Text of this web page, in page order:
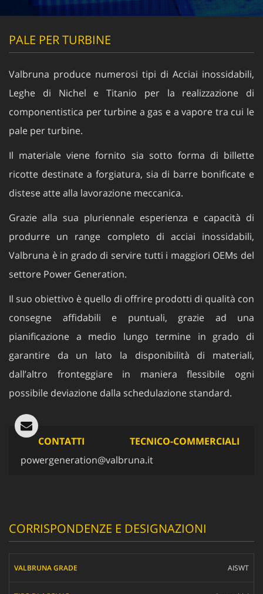
PALE PER TURBINE
Valbruna produce numerosi tipi di Acciai inossidabili,
Leghe di Nichel e Titanio per la realizzazione di
componentistica per turbine a gas e a vapore tra cui le
pale per turbine.
Il materiale viene fornito sia sotto forma di billette
ricotte destinate a forgiatura, sia di barre bonificate e
distese atte alla lavorazione meccanica.
Grazie alla sua pluriennale esperienza e capacità di
produrre un range completo di acciai inossidabili,
Valbruna è in grado di servire tutti i maggiori OEMs del
settore Power Generation.
Il suo obiettivo è quello di offrire prodotti di qualità con
consegne affidabili e puntuali, grazie ad una
pianificazione a medio lungo termine in grado di
garantire da un lato la disponibilità di materiali,
dall’altro fronteggiare in maniera flessibile ogni
possibile deviazione dalla schedulazione standard.
CONTATTI TECNICO-COMMERCIALI
powergeneration@valbruna.it
CORRISPONDENZE E DESIGNAZIONI
VALBRUNA GRADE
TIPO DI ACCIAIO
AISWT